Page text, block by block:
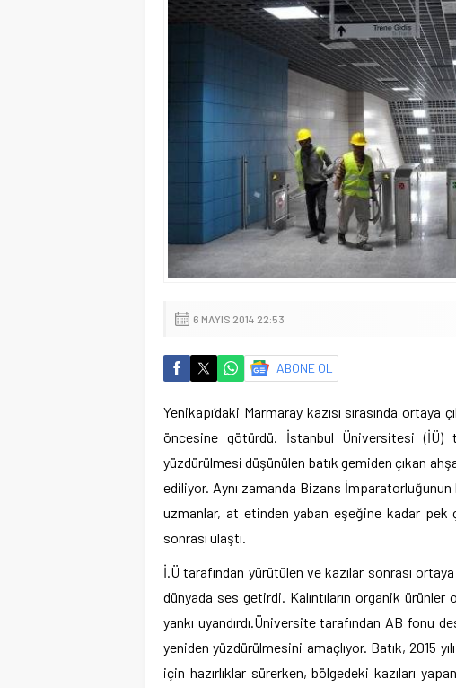
6 MAYIS 2014 22:53
ABONE OL
Yenikapı’daki Marmaray kazısı sırasında
öncesine götürdü. İstanbul Üniversitesi (İÜ)
yüzdürülmesi düşünülen batık gemiden çıkan
ediliyor. Aynı zamanda Bizans
uzmanlar, at etinden yaban eşeğine kadar
sonrası ulaştı.
İ.Ü tarafından yürütülen ve kazılar sonrası
dünyada ses getirdi. Kalıntıların organik
yankı uyandırdı.Üniversite tarafından AB fonu
yeniden yüzdürülmesini amaçlıyor. Batık, 2015
için hazırlıklar sürerken, bölgedeki kazıları